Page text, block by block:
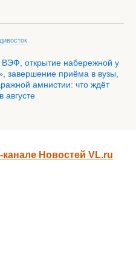
открытие набережной у
завершение приёма в вузы,
амнистии: что ждёт
августе
Новостей VL.ru